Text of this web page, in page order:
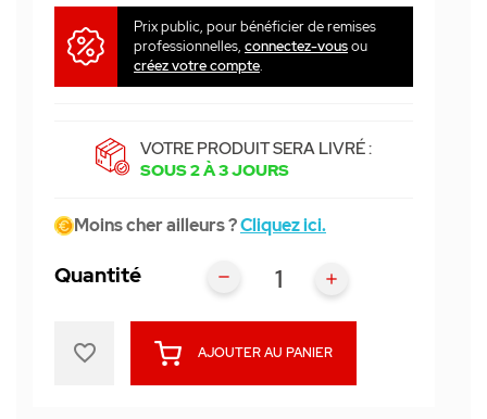
Prix public, pour bénéficier de remises
professionnelles, connectez-vousou
créez votre compte.
VOTRE PRODUIT SERA LIVRÉ :
SOUS 2 À 3 JOURS
Moins cher ailleurs ?Cliquez ici.
Quantité
AJOUTER AU PANIER
favorite_border